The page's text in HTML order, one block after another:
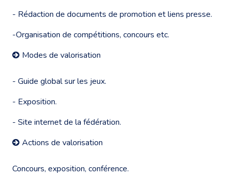
- Rédaction de documents de promotion et liens presse.
-Organisation de compétitions, concours etc.
Modes de valorisation
- Guide global sur les jeux.
- Exposition.
- Site internet de la fédération.
Actions de valorisation
Concours, exposition, conférence.